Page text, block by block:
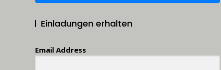
Einladungen erhalten
Email Address